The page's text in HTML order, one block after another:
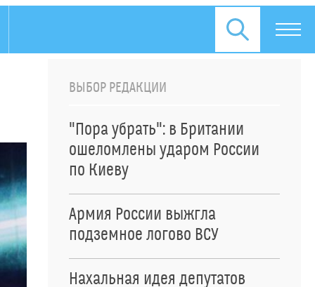
ВЫБОР РЕДАКЦИИ
"Пора убрать": в Британии
ошеломлены ударом России
по Киеву
Армия России выжгла
подземное логово ВСУ
Нахальная идея депутатов